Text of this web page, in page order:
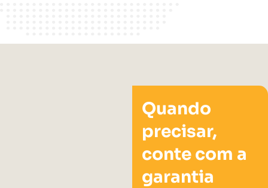
Quando
precisar,
conte com a
garantia